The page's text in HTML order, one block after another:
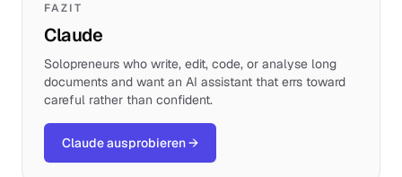
FAZIT
Claude
Solopreneurs who write, edit, code, or analyse long
documents and want an AI assistant that errs toward
careful rather than confident.
Claude ausprobieren→